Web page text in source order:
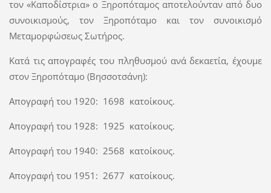
τον «Καποδίστρια» ο Ξηροπόταμος αποτελούνταν από δυο
συνοικισμούς, τον Ξηροπόταμο και τον συνοικισμό
Μεταμορφώσεως Σωτήρος.
Κατά τις απογραφές του πληθυσμού ανά δεκαετία, έχουμε
στον Ξηροπόταμο (Βησσοτσάνη):
Απογραφή του 1920: 1698 κατοίκους.
Απογραφή του 1928: 1925 κατοίκους.
Απογραφή του 1940: 2568 κατοίκους.
Απογραφή του 1951: 2677 κατοίκους.